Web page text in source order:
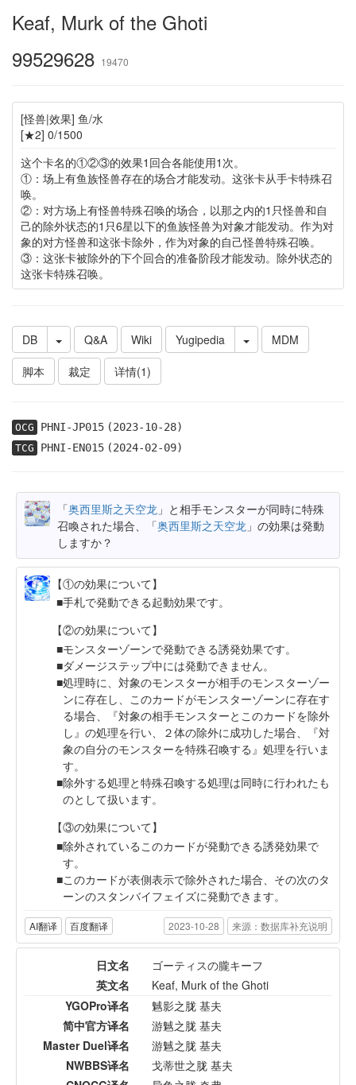
Keaf, Murk of the Ghoti
99529628 19470
[怪兽|效果] 鱼/水
[★2] 0/1500
这个卡名的①②③的效果1回合各能使用1次。
①：场上有鱼族怪兽存在的场合才能发动。这张卡从手卡特殊召
唤。
②：对方场上有怪兽特殊召唤的场合，以那之内的1只怪兽和自
己的除外状态的1只6星以下的鱼族怪兽为对象才能发动。作为对
象的对方怪兽和这张卡除外，作为对象的自己怪兽特殊召唤。
③：这张卡被除外的下个回合的准备阶段才能发动。除外状态的
这张卡特殊召唤。
DB Q&A Wiki Yugipedia
MDM
脚本
裁定 详情(1)
OCG PHNI-JP015(2023-10-28)
TCG PHNI-EN015(2024-02-09)
「奥西里斯之天空龙 」と相手モンスターが同時に特殊
召喚された場合、「奥西里斯之天空龙 」の効果は発動
しますか？
【①の効果について】
手札で発動できる起動効果です。
【②の効果について】
モンスターゾーンで発動できる誘発効果です。
ダメージステップ中には発動できません。
処理時に、対象のモンスターが相手のモンスターゾー
ンに存在し、このカードがモンスターゾーンに存在す
る場合、『対象の相手モンスターとこのカードを除外
し』の処理を行い、２体の除外に成功した場合、『対
象の自分のモンスターを特殊召喚する』処理を行いま
す。
除外する処理と特殊召喚する処理は同時に行われたも
のとして扱います。
【③の効果について】
除外されているこのカードが発動できる誘発効果で
す。
このカードが表側表示で除外された場合、その次のタ
ーンのスタンバイフェイズに発動できます。
AI翻译 百度翻译 2023-10-28 来源：数据库补充说明
日文名
ゴーティスの朧キーフ
英文名
Keaf, Murk of the Ghoti
YGOPro译名
魊影之胧 基夫
简中官方译名
游魊之胧 基夫
Master Duel译名
游魊之胧 基夫
NWBBS译名
戈蒂世之胧 基夫